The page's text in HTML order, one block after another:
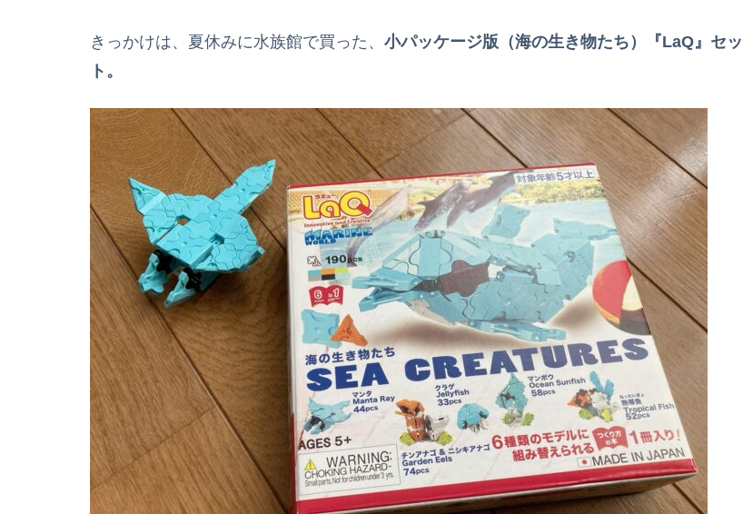
きっかけは、夏休みに水族館で買った、 小パッケージ版（海の生き物たち）『LaQ』セッ
ト。